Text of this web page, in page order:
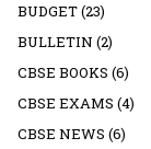
BUDGET(23)
BULLETIN (2)
CBSE BOOKS (6)
CBSE EXAMS (4)
CBSE NEWS (6)